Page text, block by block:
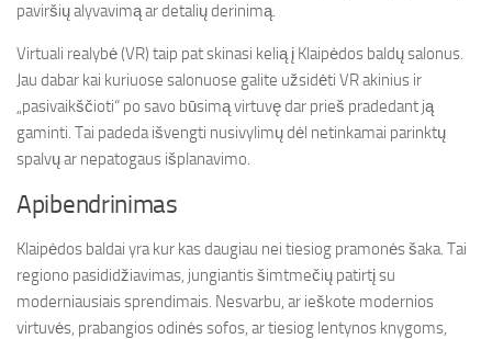
paviršių alyvavimą ar detalių derinimą.
Virtuali realybė (VR) taip pat skinasi kelią į Klaipėdos baldų salonus.
Jau dabar kai kuriuose salonuose galite užsidėti VR akinius ir
„pasivaikščioti“ po savo būsimą virtuvę dar prieš pradedant ją
gaminti. Tai padeda išvengti nusivylimų dėl netinkamai parinktų
spalvų ar nepatogaus išplanavimo.
Apibendrinimas
Klaipėdos baldai yra kur kas daugiau nei tiesiog pramonės šaka. Tai
regiono pasididžiavimas, jungiantis šimtmečių patirtį su
moderniausiais sprendimais. Nesvarbu, ar ieškote modernios
virtuvės, prabangios odinės sofos, ar tiesiog lentynos knygoms,